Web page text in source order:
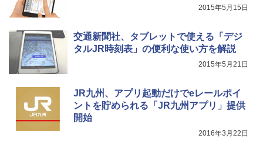
2015年5月15日
交通新聞社、タブレットで使える「デジ
タルJR時刻表」の便利な使い方を解説
2015年5月21日
JR九州、アプリ起動だけでeレールポイ
ントを貯められる「JR九州アプリ」提供
開始
2016年3月22日